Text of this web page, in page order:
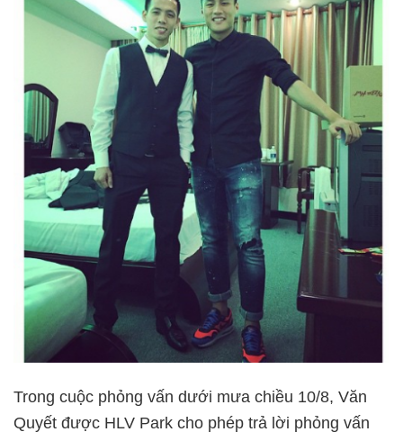
Trong cuộc phỏng vấn dưới mưa chiều 10/8, Văn
Quyết được HLV Park cho phép trả lời phỏng vấn